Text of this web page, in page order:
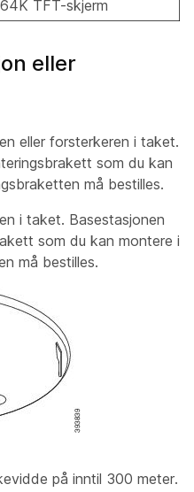
64K TFT-skjerm
eller
eller forsterkeren i taket.
som du kan
må bestilles.
i taket. Basestasjonen
som du kan montere i
må bestilles.
på inntil 300 meter.